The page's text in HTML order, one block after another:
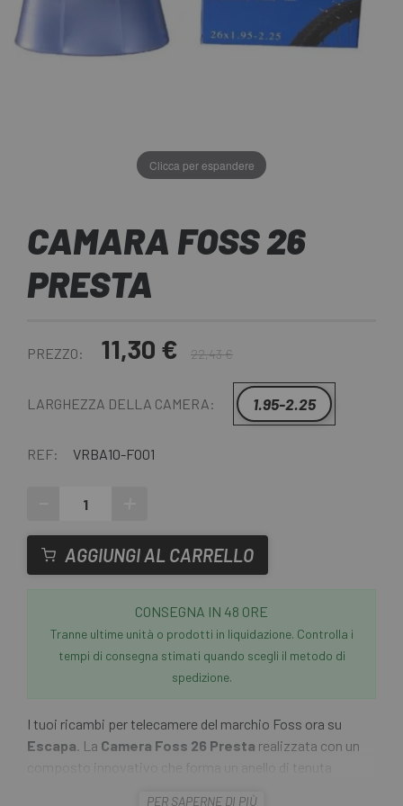
Clicca per espandere
CAMARA FOSS 26
PRESTA
PREZZO: 11,30 € 22,43 €
LARGHEZZA DELLA CAMERA: 1.95-2.25
REF: VRBA10-FO01
AGGIUNGI AL CARRELLO
CONSEGNA IN 48 ORE
Tranne ultime unità o prodotti in liquidazione. Controlla i
tempi di consegna stimati quando scegli il metodo di
spedizione.
I tuoi ricambi per telecamere del marchio Foss ora su
Escapa. La Camera Foss 26 Presta realizzata con un
composto innovativo che forma un anello di tenuta
PER SAPERNE DI PIÙ